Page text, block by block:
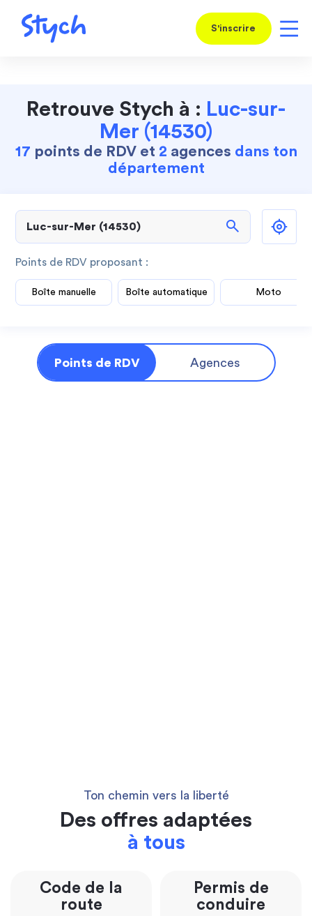
S'inscrire
Retrouve Stych à : Luc-sur-
Mer (14530)
17 points de RDV et 2 agences dans ton
département
search
Points de RDV proposant :
Boîte manuelle Boîte automatique Moto
Points de RDV Agences
Ton chemin vers la liberté
Des offres adaptées
à tous
Code de la
route
Permis de
conduire